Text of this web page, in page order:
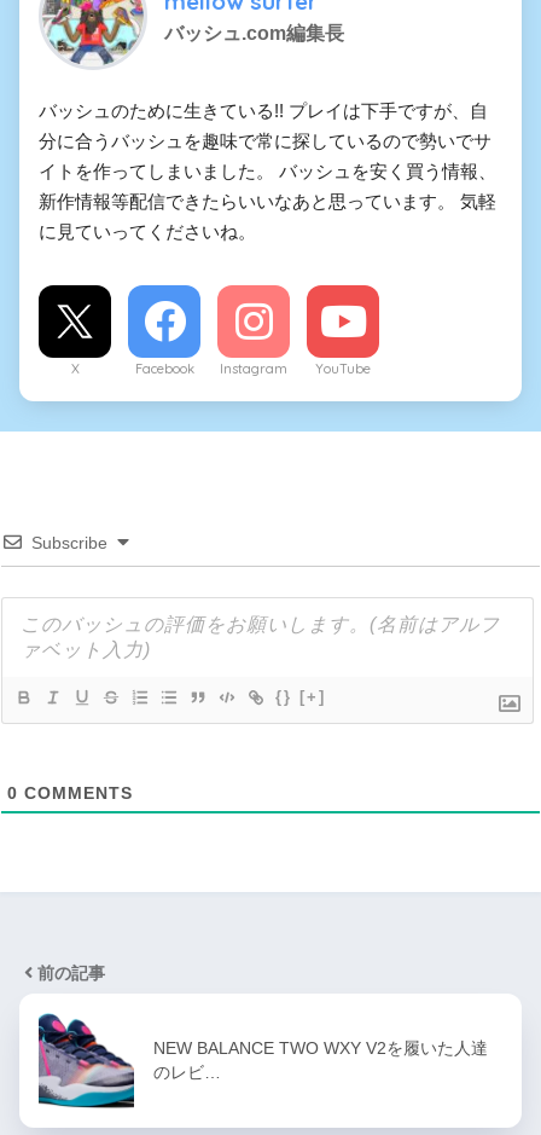
バッシュ.com編集長
バッシュのために生きている!! プレイは下手ですが、自
分に合うバッシュを趣味で常に探しているので勢いでサ
イトを作ってしまいました。 バッシュを安く買う情報、
新作情報等配信できたらいいなあと思っています。 気軽
に見ていってくださいね。
X Facebook Instagram YouTube
Subscribe
{} [+]
0 COMMENTS
前の記事
NEW BALANCE TWO WXY V2を履いた人達
のレビ…